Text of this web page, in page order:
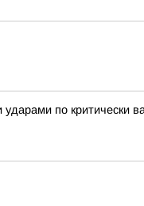
по критически